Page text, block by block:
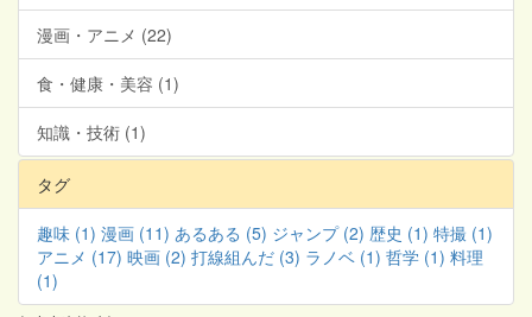
漫画・アニメ (22)
食・健康・美容 (1)
知識・技術 (1)
タグ
趣味 (1) 漫画 (11) あるある (5) ジャンプ (2) 歴史 (1) 特撮 (1)
アニメ (17) 映画 (2) 打線組んだ (3) ラノベ (1) 哲学 (1) 料理
(1)